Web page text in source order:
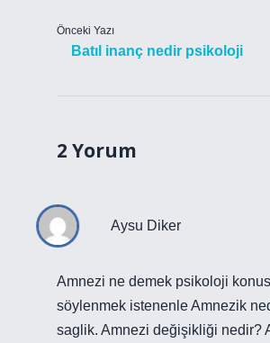
Önceki Yazı
Batıl inanç nedir psikoloji
2 Yorum
Aysu Diker
Amnezi ne demek psikoloji
söylenmek istenenle Amnezik
saglik. Amnezi değişikliği nedir?